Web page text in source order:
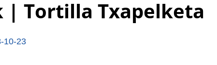
| Tortilla Txapelketa
10-23